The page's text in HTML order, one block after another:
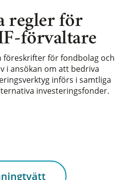
regler för
förvaltare
föreskrifter för fondbolag och
i ansökan om att bedriva
införs i samtliga
investeringsfonder.